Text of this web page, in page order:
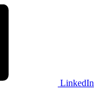
LinkedIn